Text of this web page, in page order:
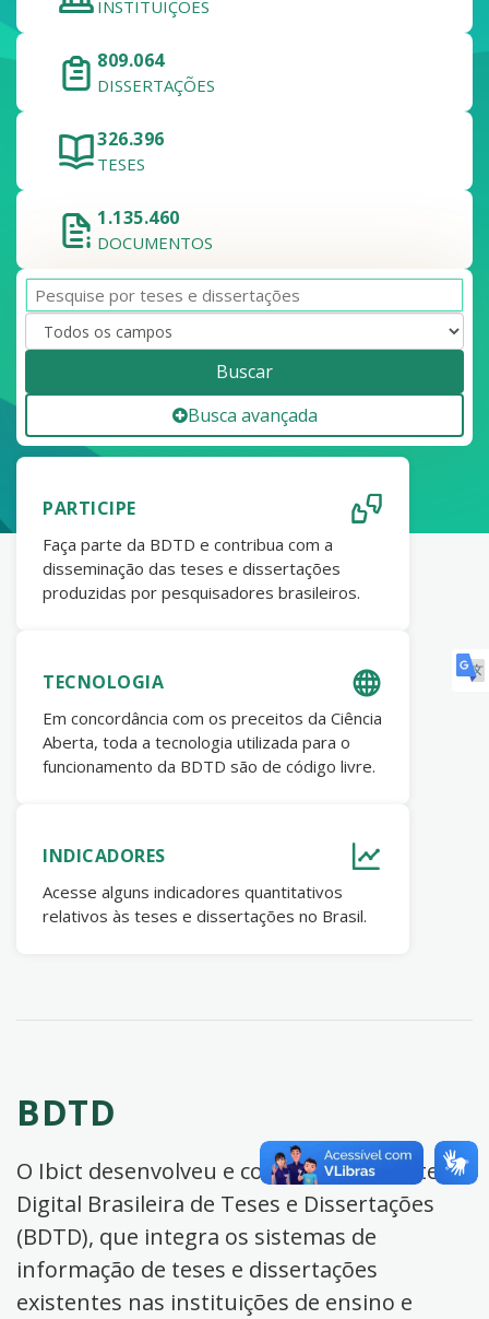
INSTITUIÇÕES
809.064
DISSERTAÇÕES
326.396
TESES
1.135.460
DOCUMENTOS
Buscar
Busca avançada
PARTICIPE
Faça parte da BDTD e contribua com a
disseminação das teses e dissertações
produzidas por pesquisadores brasileiros.
TECNOLOGIA
Em concordância com os preceitos da Ciência
Aberta, toda a tecnologia utilizada para o
funcionamento da BDTD são de código livre.
INDICADORES
Acesse alguns indicadores quantitativos
relativos às teses e dissertações no Brasil.
BDTD
O Ibict desenvolveu e coordena a Biblioteca
Digital Brasileira de Teses e Dissertações
(BDTD), que integra os sistemas de
informação de teses e dissertações
existentes nas instituições de ensino e